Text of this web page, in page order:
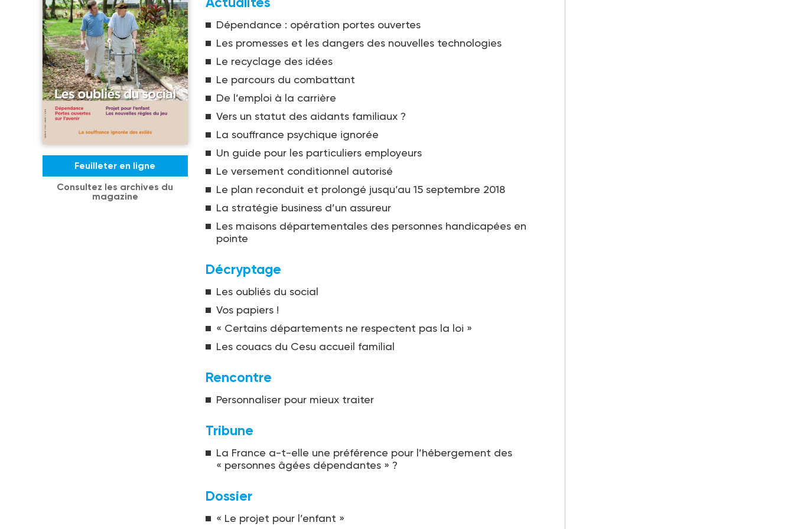
Feuilleter en ligne
Consultez les archives du
magazine
Dépendance : opération portes ouvertes
Les promesses et les dangers des nouvelles technologies
Le recyclage des idées
Le parcours du combattant
De l’emploi à la carrière
Vers un statut des aidants familiaux ?
La souffrance psychique ignorée
Un guide pour les particuliers employeurs
Le versement conditionnel autorisé
Le plan reconduit et prolongé jusqu’au 15 septembre 2018
La stratégie business d’un assureur
Les maisons départementales des personnes handicapées en
pointe
Décryptage
Les oubliés du social
Vos papiers !
« Certains départements ne respectent pas la loi »
Les couacs du Cesu accueil familial
Rencontre
Personnaliser pour mieux traiter
Tribune
La France a-t-elle une préférence pour l’hébergement des
« personnes âgées dépendantes » ?
Dossier
« Le projet pour l’enfant »